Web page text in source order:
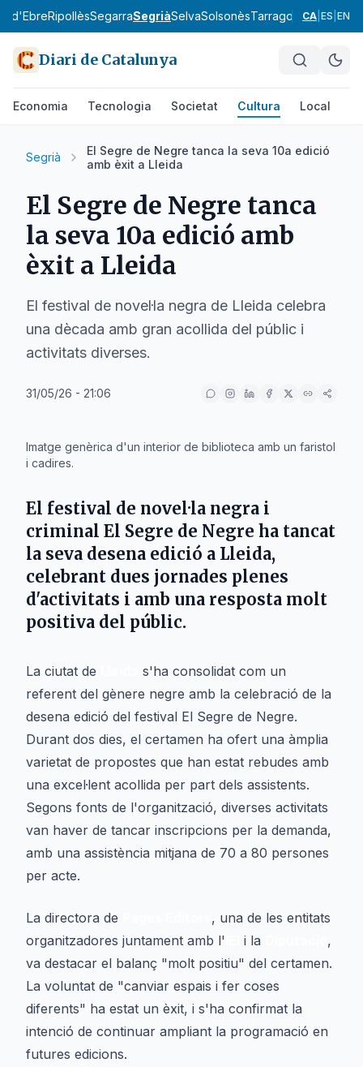
d'EbreRipollèsSegarraSegriàSelvaSolsonèsTarragonèsTerra
CA ES EN
Diari de Catalunya
Economia Tecnologia Societat Cultura Local
Segrià
El Segre de Negre tanca la seva 10a edició
amb èxit a Lleida
El Segre de Negre tanca
la seva 10a edició amb
èxit a Lleida
El festival de novel·la negra de Lleida celebra
una dècada amb gran acollida del públic i
activitats diverses.
31/05/26 - 21:06
Imatge genèrica d'un interior de biblioteca amb un faristol
i cadires.
El festival de novel·la negra i
criminal El Segre de Negre ha tancat
la seva desena edició a Lleida,
celebrant dues jornades plenes
d'activitats i amb una resposta molt
positiva del públic.
La ciutat de
s'ha consolidat com un
referent del gènere negre amb la celebració de la
desena edició del festival El Segre de Negre.
Durant dos dies, el certamen ha ofert una àmplia
varietat de propostes que han estat rebudes amb
una excel·lent acollida per part dels assistents.
Segons fonts de l'organització, diverses activitats
van haver de tancar inscripcions per la demanda,
amb una assistència mitjana de 70 a 80 persones
per acte.
La directora de
, una de les entitats
organitzadores juntament amb l'
i la
,
va destacar el balanç "molt positiu" del certamen.
La voluntat de "canviar espais i fer coses
diferents" ha estat un èxit, i s'ha confirmat la
intenció de continuar ampliant la programació en
futures edicions.